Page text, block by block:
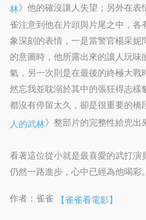
林》他的確沒讓人失望；另外在表
雀注意到他在片頭與片尾之中，各
象深刻的表情，一是當警官楊采妮
的意圖時，他所露出來的讓人玩味
氣，另一次則是在最後的終極大戰
然忘我並耽溺於其中的張狂得志樣
都沒有停留太久，卻是很重要的橋
人的武林》整部片的完整性給兜出
看著這位從小就是最喜愛的武打演
仍然一路進步，心中已經為他喝彩。
作者：雀雀 【雀雀看電影】